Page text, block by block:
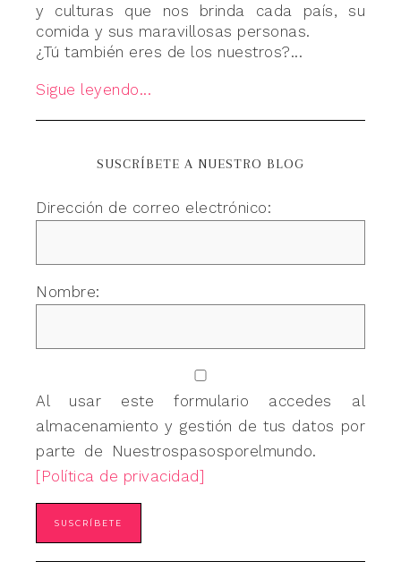
y culturas que nos brinda cada país, su
comida y sus maravillosas personas.
¿Tú también eres de los nuestros?...
Sigue leyendo...
SUSCRÍBETE A NUESTRO BLOG
Dirección de correo electrónico:
Nombre:
Al usar este formulario accedes al
almacenamiento y gestión de tus datos por
parte de Nuestrospasosporelmundo.
[Política de privacidad]